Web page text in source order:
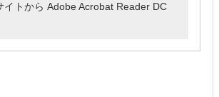
トから Adobe Acrobat Reader DC